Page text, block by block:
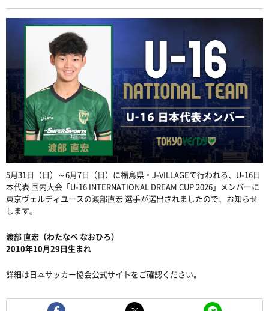
5月31日（日）～6月7日（日）に福島県・J-VILLAGEで行われる、U-16日
本代表 国内大会「U-16 INTERNATIONAL DREAM CUP 2026」メンバーに
東京ヴェルディユースの渡部直宏 選手が選出されましたので、お知らせ
します。
渡部 直宏（わたなべ なおひろ）
2010年10月29日生まれ
詳細は日本サッカー協会公式サイトをご確認ください。